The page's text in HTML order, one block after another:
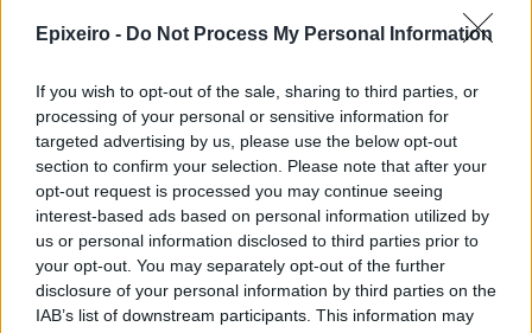
Epixeiro - Do Not Process My Personal Information
If you wish to opt-out of the sale, sharing to third parties, or
processing of your personal or sensitive information for
targeted advertising by us, please use the below opt-out
section to confirm your selection. Please note that after your
opt-out request is processed you may continue seeing
interest-based ads based on personal information utilized by
us or personal information disclosed to third parties prior to
your opt-out. You may separately opt-out of the further
disclosure of your personal information by third parties on the
IAB’s list of downstream participants. This information may
Πάρου
Υποβλήθηκε επισήμως το αίτημα
ενεργοποίησης της ρήτρας
διαφυγής για την ενίσχυση της
ενεργειακής ανθεκτικότητας
06/08/26|12:57
Μητσοτάκης – Αγγελούδης: Στο
«τραπέζι» η ανάπλαση της ΔΕΘ
και το χρονοδιάγραμμα του